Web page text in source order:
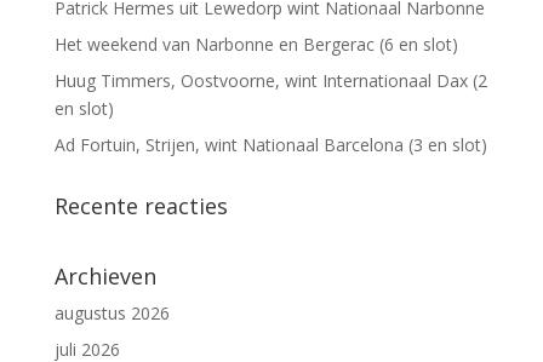
Patrick Hermes uit Lewedorp wint Nationaal Narbonne
Het weekend van Narbonne en Bergerac (6 en slot)
Huug Timmers, Oostvoorne, wint Internationaal Dax (2
en slot)
Ad Fortuin, Strijen, wint Nationaal Barcelona (3 en slot)
Recente reacties
Archieven
augustus 2026
juli 2026